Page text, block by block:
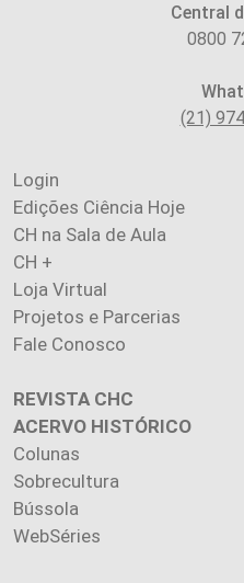
Central
0800
(21)
Login
Edições Ciência Hoje
CH na Sala de Aula
CH +
Loja Virtual
Projetos e Parcerias
Fale Conosco
REVISTA CHC
ACERVO HISTÓRICO
Colunas
Sobrecultura
Bússola
WebSéries